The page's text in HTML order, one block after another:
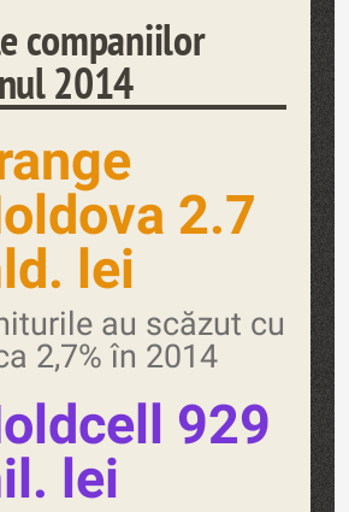
companiilor
2014
2.7
lei
au scăzut cu
2,7% în 2014
929
lei